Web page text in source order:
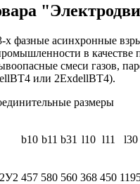
х фазные асинхронные
в
смеси газов,
или 2ЕхdellВТ4).
размеры
b10 b11 b31 l10 l11 l30
457 580 560 368 450